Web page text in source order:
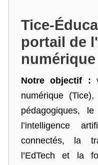
Tice-
portail de
numérique
Notre objectif :
numérique
pédagogiques,
l’intelligence
connectés, la
l’EdTech et la